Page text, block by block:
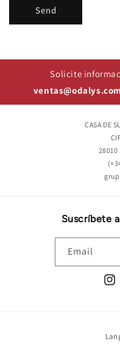
Send
Solicite
ventas@odalys.com
CASA DE
Suscríbete
Email